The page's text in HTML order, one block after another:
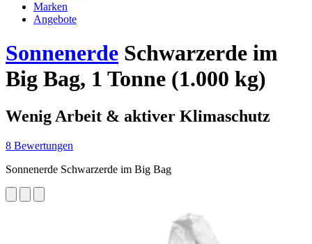
Marken
Angebote
Sonnenerde Schwarzerde im
Big Bag, 1 Tonne (1.000 kg)
Wenig Arbeit & aktiver Klimaschutz
8 Bewertungen
Sonnenerde Schwarzerde im Big Bag